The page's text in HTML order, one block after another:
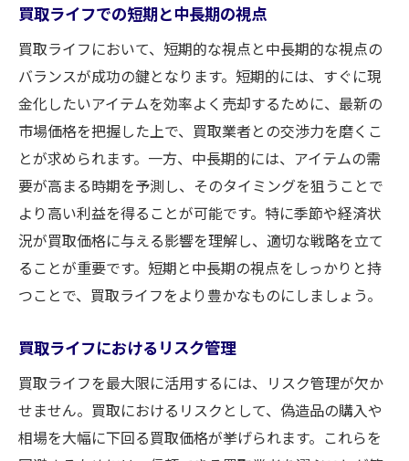
買取ライフでの短期と中長期の視点
買取ライフにおいて、短期的な視点と中長期的な視点の
バランスが成功の鍵となります。短期的には、すぐに現
金化したいアイテムを効率よく売却するために、最新の
市場価格を把握した上で、買取業者との交渉力を磨くこ
とが求められます。一方、中長期的には、アイテムの需
要が高まる時期を予測し、そのタイミングを狙うことで
より高い利益を得ることが可能です。特に季節や経済状
況が買取価格に与える影響を理解し、適切な戦略を立て
ることが重要です。短期と中長期の視点をしっかりと持
つことで、買取ライフをより豊かなものにしましょう。
買取ライフにおけるリスク管理
買取ライフを最大限に活用するには、リスク管理が欠か
せません。買取におけるリスクとして、偽造品の購入や
相場を大幅に下回る買取価格が挙げられます。これらを